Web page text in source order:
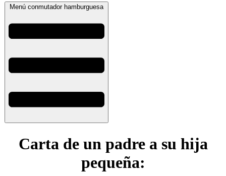
Menú conmutador hamburguesa
Carta de un padre a su hija
pequeña: